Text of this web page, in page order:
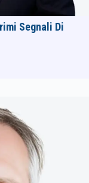
Segnali Di